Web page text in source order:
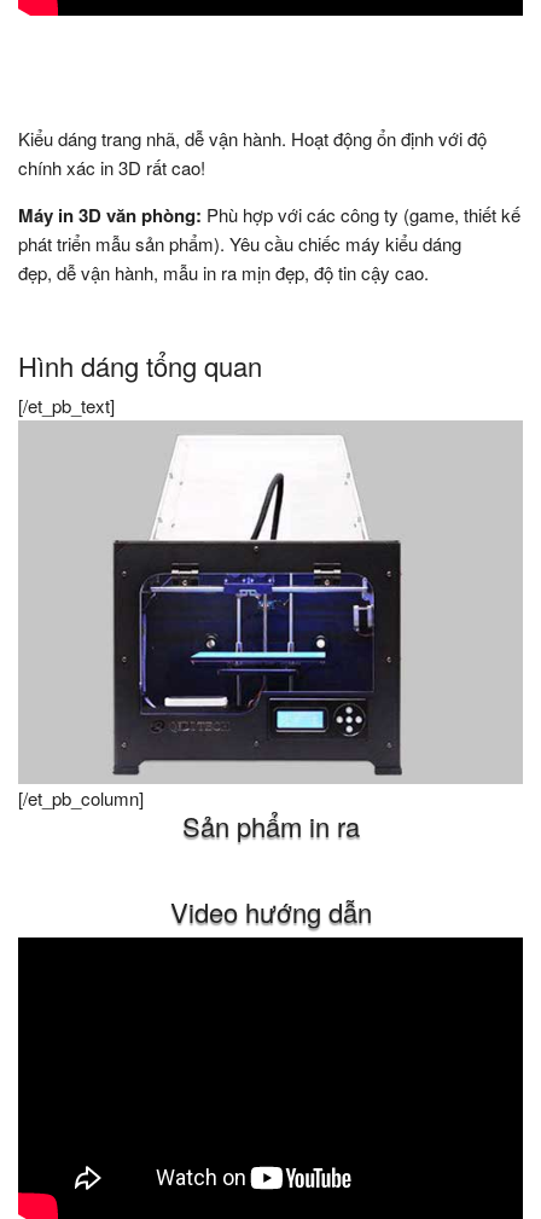
Kiểu dáng trang nhã, dễ vận hành. Hoạt động ổn định với độ
chính xác in 3D rất cao!
Máy in 3D văn phòng: Phù hợp với các công ty (game, thiết kế
phát triển mẫu sản phẩm). Yêu cầu chiếc máy kiểu dáng
đẹp, dễ vận hành, mẫu in ra mịn đẹp, độ tin cậy cao.
Hình dáng tổng quan
[/et_pb_text]
[/et_pb_column]
Sản phẩm in ra
Video hướng dẫn